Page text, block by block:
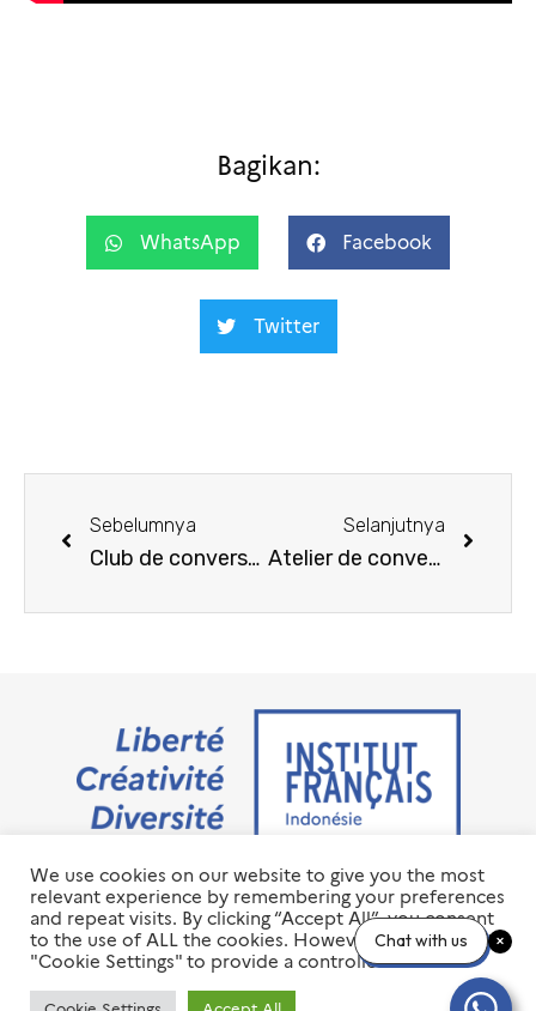
Bagikan:
WhatsApp Facebook
Twitter
Sebelumnya
Club de conversation – Januari 2025
Selanjutnya
Atelier de conversation: “membaca”
Jalan M.H. Thamrin No. 20 Jakarta Pusat 10350
+6221 23 55 79 00
info@ifi-id.com
© 2020 All Right Reserved
INSTITUT FRANÇAIS D’INDONÉSIE – IFI
We use cookies on our website to give you the most
relevant experience by remembering your preferences
and repeat visits. By clicking “Accept All”, you consent
to the use of ALL the cookies. However, you may visit
"Cookie Settings" to provide a controlled consent.
Chat with us